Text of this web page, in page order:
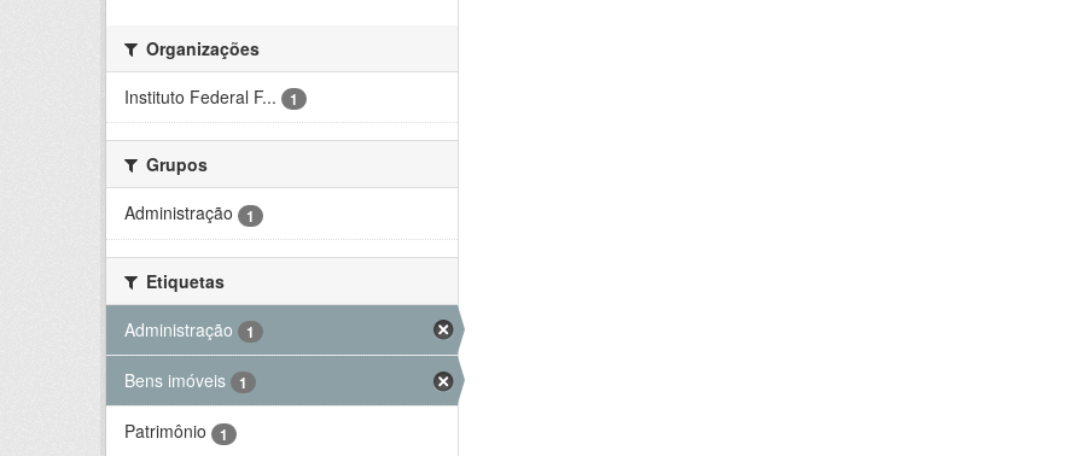
Organizações
Instituto Federal F...
1
Grupos
Administração
1
Etiquetas
Administração
1
Bens imóveis 1
Patrimônio 1